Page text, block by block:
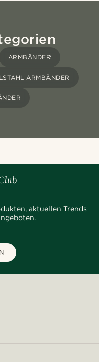
ARMBÄNDER
ARMBÄNDER
aktuellen Trends